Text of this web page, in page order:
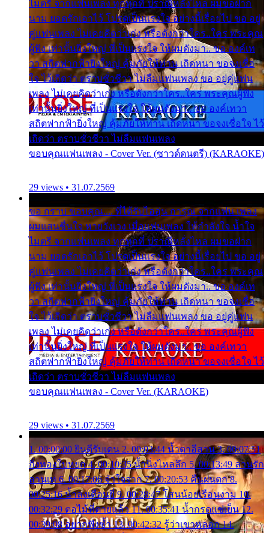
ไมตรี จากแฟนเพลง ทุกทุกที่ ปราณีหลั่งไหล ผมขอฝาก
นาม ยอดรักเอาไว้ โปรดเป็นแรงใจ อย่างนี้เรื่อยไป ขอ อยู่
คู่แฟนเพลง ไม่เคยคิดว่าเก่ง หรือดังกว่าใคร..ใคร พระคุณ
ผู้ฟัง เท่านั้นยิ่งใหญ่ ที่เป็นแรงใจ ให้ผมดังมา.. ขอ องค์เท
วา สถิตฟากฟ้ายิ่งใหญ่ คุ้มภัยให้ท่าน เถิดหนา ขอจงเชื่อ
ใจ ไว้เถิดว่า ตราบชั่วชีวา ไม่ลืมแฟนเพลง ขอ อยู่คู่แฟน
เพลง ไม่เคยคิดว่าเก่ง หรือดังกว่าใคร..ใคร พระคุณผู้ฟัง
เท่านั้นยิ่งใหญ่ ที่เป็นแรงใจ ให้ผมดังมา.. ขอ องค์เทวา
สถิตฟากฟ้ายิ่งใหญ่ คุ้มภัยให้ท่าน เถิดหนา ขอจงเชื่อใจ ไว้
เถิดว่า ตราบชั่วชีวา ไม่ลืมแฟนเพลง
ขอบคุณแฟนเพลง - Cover Ver. (ซาวด์ดนตรี) (KARAOKE)
29 views • 31.07.2569
ขอ กราบ ขอบคุณ.... ที่ได้รับไออุ่น การุณ จากแฟน เพลง
ผมแสนชื่นใจ หายวังเวง เมื่อแฟนเพลง ให้กำลังใจ น้ำใจ
ไมตรี จากแฟนเพลง ทุกทุกที่ ปราณีหลั่งไหล ผมขอฝาก
นาม ยอดรักเอาไว้ โปรดเป็นแรงใจ อย่างนี้เรื่อยไป ขอ อยู่
คู่แฟนเพลง ไม่เคยคิดว่าเก่ง หรือดังกว่าใคร..ใคร พระคุณ
ผู้ฟัง เท่านั้นยิ่งใหญ่ ที่เป็นแรงใจ ให้ผมดังมา.. ขอ องค์เท
วา สถิตฟากฟ้ายิ่งใหญ่ คุ้มภัยให้ท่าน เถิดหนา ขอจงเชื่อ
ใจ ไว้เถิดว่า ตราบชั่วชีวา ไม่ลืมแฟนเพลง ขอ อยู่คู่แฟน
เพลง ไม่เคยคิดว่าเก่ง หรือดังกว่าใคร..ใคร พระคุณผู้ฟัง
เท่านั้นยิ่งใหญ่ ที่เป็นแรงใจ ให้ผมดังมา.. ขอ องค์เทวา
สถิตฟากฟ้ายิ่งใหญ่ คุ้มภัยให้ท่าน เถิดหนา ขอจงเชื่อใจ ไว้
เถิดว่า ตราบชั่วชีวา ไม่ลืมแฟนเพลง
ขอบคุณแฟนเพลง - Cover Ver. (KARAOKE)
29 views • 31.07.2569
1. 00:00:00 ยินดีรับเดน 2. 00:03:44 น้ำตาอีสาน 3. 00:07:51
กิ่งทองใบหยก 4. 00:10:35 น้ำนิ่งไหลลึก 5. 00:13:49 ลานรัก
ลานเท 6. 00:17:06 จำใจจาก 7. 00:20:53 คืนฝนตก 8.
00:25:16 น้ำลงเดือนยี่ 9. 00:28:47 โสนน้อยเรือนงาม 10.
00:32:29 ตอไม้ที่ตายแล้ว 11. 00:35:41 น้ำกรดแช่เย็น 12.
00:39:08 อยากฟังซ้ำ 13. 00:42:32 รู้ว่าเขาหลอก 14.